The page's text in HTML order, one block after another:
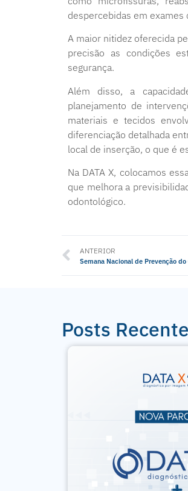
despercebidas em exames
A maior nitidez oferecida
precisão as condições
segurança.
Além disso, a
planejamento de
materiais e tecidos
diferenciação detalhada
local de inserção, o que é
Na DATA X, colocamos
que melhora a
odontológico.
ANTERIOR
Semana Nacional de Prevenção do
Posts